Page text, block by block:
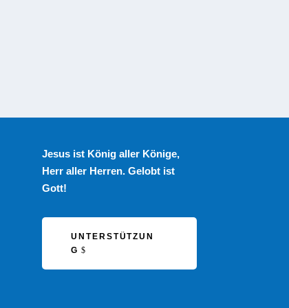
Jesus ist König aller Könige,
Herr aller Herren. Gelobt ist
Gott!
UNTERSTÜTZUN
G